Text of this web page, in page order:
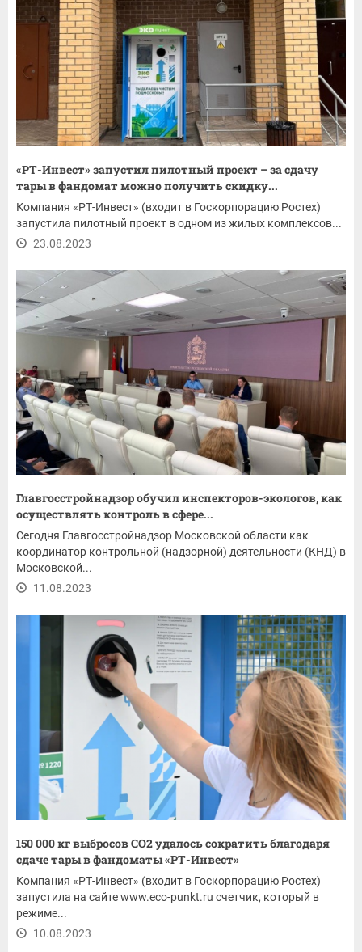
«РТ-Инвест» запустил пилотный проект – за сдачу
тары в фандомат можно получить скидку...
Компания «РТ-Инвест» (входит в Госкорпорацию Ростех)
запустила пилотный проект в одном из жилых комплексов...
23.08.2023
Главгосстройнадзор обучил инспекторов-экологов, как
осуществлять контроль в сфере...
Сегодня Главгосстройнадзор Московской области как
координатор контрольной (надзорной) деятельности (КНД) в
Московской...
11.08.2023
150 000 кг выбросов СО2 удалось сократить благодаря
сдаче тары в фандоматы «РТ-Инвест»
Компания «РТ-Инвест» (входит в Госкорпорацию Ростех)
запустила на сайте www.eco-punkt.ru счетчик, который в
режиме...
10.08.2023